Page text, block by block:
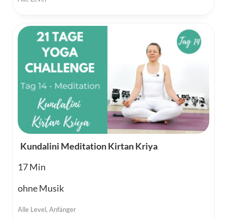
Kundalini Meditation Kirtan Kriya
17
ohne Musik
Alle Level, Anfänger